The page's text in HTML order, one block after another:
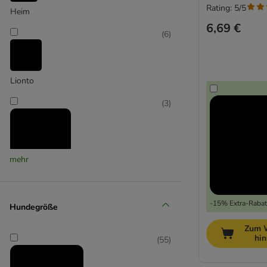
Heim
Lionto
(6)
(3)
46
mehr
Hundegröße
(55)
6,69 €
-15% Extra-
Rating: 5/5
Zum